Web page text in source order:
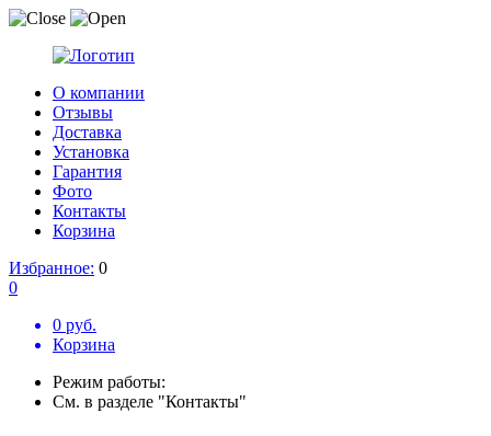
О компании
Отзывы
Доставка
Установка
Гарантия
Фото
Контакты
Корзина
Избранное: 0
0
0 руб.
Корзина
Режим работы:
См. в разделе "Контакты"